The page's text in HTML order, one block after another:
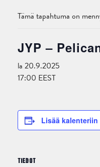
Tämä tapahtuma on
JYP –
la 20.9.2025
17:00 EEST
Lisää kalenteriin
TIEDOT